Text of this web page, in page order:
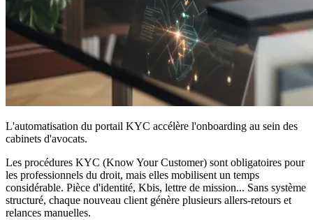
L'automatisation du portail KYC accélère l'onboarding au sein des
cabinets d'avocats.
Les procédures KYC (Know Your Customer) sont obligatoires pour
les professionnels du droit, mais elles mobilisent un temps
considérable. Pièce d'identité, Kbis, lettre de mission... Sans système
structuré, chaque nouveau client génère plusieurs allers-retours et
relances manuelles.